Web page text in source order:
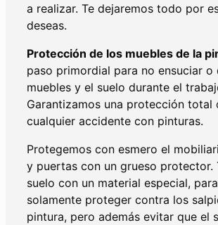
a realizar. Te dejaremos todo por
deseas.
Protección de los muebles de la
paso primordial para no ensuciar o
muebles y el suelo durante el
Garantizamos una protección total
cualquier accidente con pinturas.
Protegemos con esmero el
y puertas con un grueso protector.
suelo con un material especial,
solamente proteger contra los
pintura, pero además evitar que el